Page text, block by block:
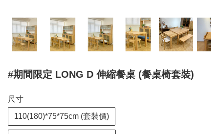
#期間限定 LONG D 伸縮餐桌 (餐桌椅套裝)
尺寸
110(180)*75*75cm (套裝價)